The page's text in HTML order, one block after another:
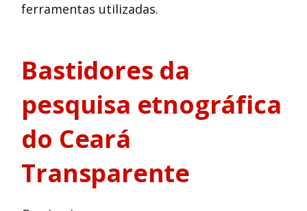
ferramentas utilizadas.
Bastidores da
pesquisa etnográfica
do Ceará
Transparente